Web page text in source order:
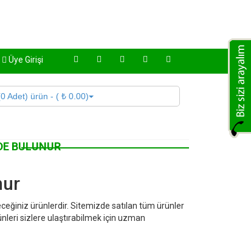
Üye Girişi
Adet) ürün - ( ₺ 0.00)
BULUNUR
ürünlerdir. Sitemizde satılan tüm ürünler
sizlere ulaştırabilmek için uzman